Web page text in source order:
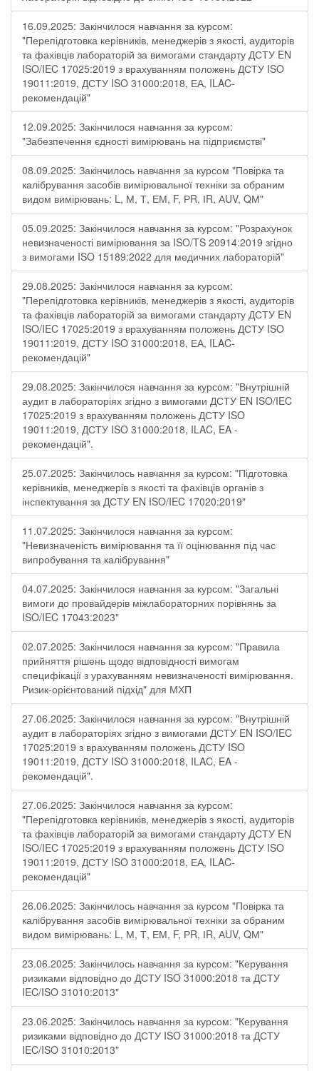
16.09.2025: Закінчилося навчання за курсом:
"Перепідготовка керівників, менеджерів з якості, аудиторів
та фахівців лабораторій за вимогами стандарту ДСТУ EN
ISO/IEC 17025:2019 з врахуванням положень ДСТУ ISO
19011:2019, ДСТУ ISO 31000:2018, ЕА, ILAC-
рекомендацій"
12.09.2025: Закінчилося навчання за курсом:
"Забезпечення єдності вимірювань на підприємстві"
08.09.2025: Закінчилось навчання за курсом "Повірка та
калібрування засобів вимірювальної техніки за обраним
видом вимірювань: L, М, Т, ЕМ, F, РR, ІR, АUV, QМ"
05.09.2025: Закінчилося навчання за курсом: "Розрахунок
невизначеності вимірювання за ISO/TS 20914:2019 згідно
з вимогами ISO 15189:2022 для медичних лабораторій"
29.08.2025: Закінчилося навчання за курсом:
"Перепідготовка керівників, менеджерів з якості, аудиторів
та фахівців лабораторій за вимогами стандарту ДСТУ EN
ISO/IEC 17025:2019 з врахуванням положень ДСТУ ISO
19011:2019, ДСТУ ISO 31000:2018, ЕА, ILAC-
рекомендацій"
29.08.2025: Закінчилося навчання за курсом: "Внутрішній
аудит в лабораторіях згідно з вимогами ДСТУ EN ISO/IEC
17025:2019 з врахуванням положень ДСТУ ISO
19011:2019, ДСТУ ISO 31000:2018, ILAC, EA -
рекомендацій".
25.07.2025: Закінчилось навчання за курсом: "Підготовка
керівників, менеджерів з якості та фахівців органів з
інспектування за ДСТУ EN ISO/IEC 17020:2019"
11.07.2025: Закінчилося навчання за курсом:
"Невизначеність вимірювання та її оцінювання під час
випробування та калібрування"
04.07.2025: Закінчилося навчання за курсом: "Загальні
вимоги до провайдерів міжлабораторних порівнянь за
ISO/IEC 17043:2023"
02.07.2025: Закінчилося навчання за курсом: "Правила
прийняття рішень щодо відповідності вимогам
специфікації з урахуванням невизначеності вимірювання.
Ризик-орієнтований підхід" для МХП
27.06.2025: Закінчилося навчання за курсом: "Внутрішній
аудит в лабораторіях згідно з вимогами ДСТУ EN ISO/IEC
17025:2019 з врахуванням положень ДСТУ ISO
19011:2019, ДСТУ ISO 31000:2018, ILAC, EA -
рекомендацій".
27.06.2025: Закінчилося навчання за курсом:
"Перепідготовка керівників, менеджерів з якості, аудиторів
та фахівців лабораторій за вимогами стандарту ДСТУ EN
ISO/IEC 17025:2019 з врахуванням положень ДСТУ ISO
19011:2019, ДСТУ ISO 31000:2018, ЕА, ILAC-
рекомендацій"
26.06.2025: Закінчилось навчання за курсом "Повірка та
калібрування засобів вимірювальної техніки за обраним
видом вимірювань: L, М, Т, ЕМ, F, РR, ІR, АUV, QМ"
23.06.2025: Закінчилось навчання за курсом: "Керування
ризиками відповідно до ДСТУ ISO 31000:2018 та ДСТУ
IEC/ISO 31010:2013"
23.06.2025: Закінчилось навчання за курсом: "Керування
ризиками відповідно до ДСТУ ISO 31000:2018 та ДСТУ
IEC/ISO 31010:2013"